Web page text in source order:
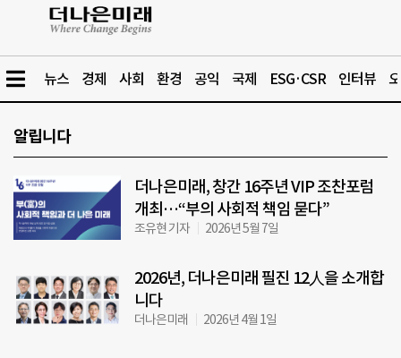
뉴스 경제 사회 환경 공익 국제 ESG·CSR 인터뷰
알립니다
더나은미래, 창간 16주년 VIP 조찬포럼
개최…“부의 사회적 책임 묻다”
조유현 기자 2026년 5월 7일
2026년, 더나은미래 필진 12人을 소개합
니다
더나은미래 2026년 4월 1일